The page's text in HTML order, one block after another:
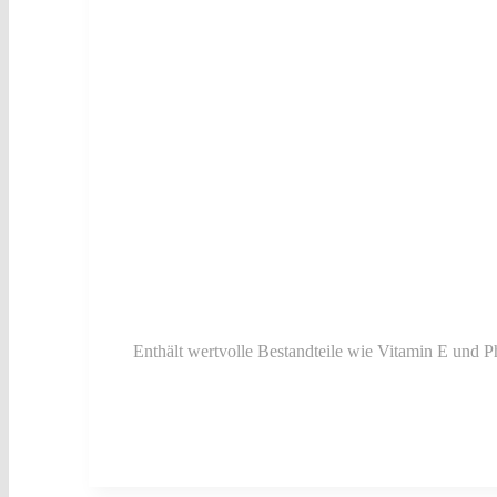
Enthält wertvolle Bestandteile wie Vitamin E und